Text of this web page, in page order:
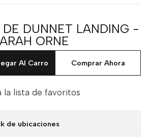
DE DUNNET LANDING -
ORNE
Al Carro Comprar Ahora
la lista de favoritos
de ubicaciones